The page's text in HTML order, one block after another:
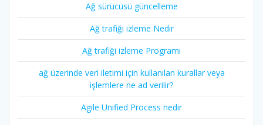
Ağ sürücüsü güncelleme
Ağ trafiği izleme Nedir
Ağ trafiği izleme Programı
ağ üzerinde veri iletimi için kullanılan kurallar veya
işlemlere ne ad verilir?
Agile Unified Process nedir